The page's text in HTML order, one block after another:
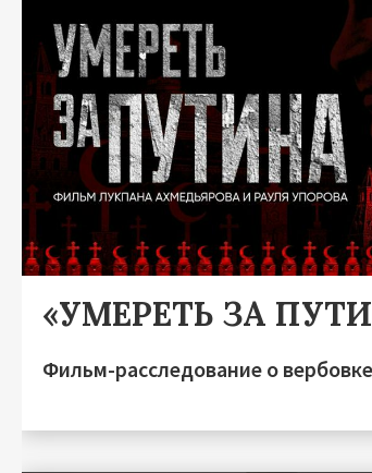
«УМЕРЕТЬ ЗА
Фильм-расследование о